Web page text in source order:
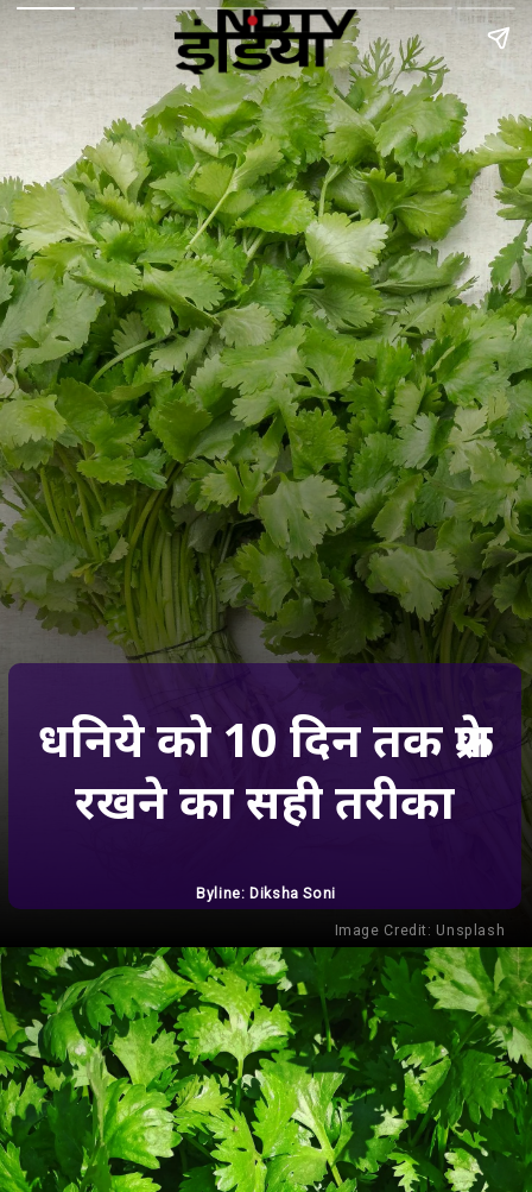
धनिये को 10 दिन तक फ्रेश
रखने का सही तरीका
Byline: Diksha Soni
Image Credit: Unsplash